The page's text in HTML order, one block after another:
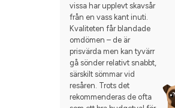
vissa har upplevt skavsår
från en vass kant inuti.
Kvaliteten får blandade
omdömen – de är
prisvärda men kan tyvärr
gå sönder relativt snabbt,
särskilt sömmar vid
resåren. Trots det
rekommenderas de ofta